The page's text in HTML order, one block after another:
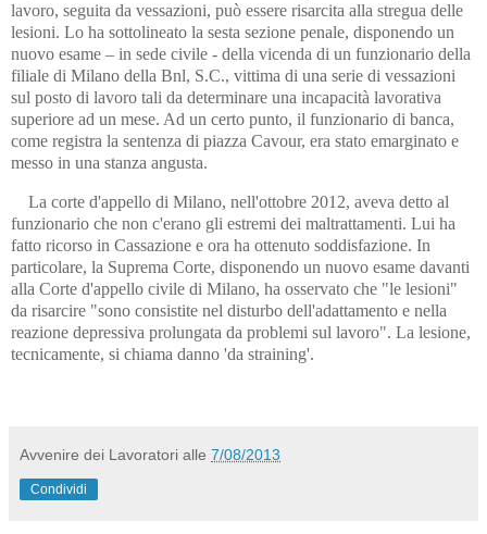
lavoro, seguita da vessazioni, può essere risarcita alla stregua delle
lesioni. Lo ha sottolineato la sesta sezione penale, disponendo un
nuovo esame – in sede civile - della vicenda di un funzionario della
filiale di Milano della Bnl, S.C., vittima di una serie di vessazioni
sul posto di lavoro tali da determinare una incapacità lavorativa
superiore ad un mese. Ad un certo punto, il funzionario di banca,
come registra la sentenza di piazza Cavour, era stato emarginato e
messo in una stanza angusta.
La corte d'appello di Milano, nell'ottobre 2012, aveva detto al
funzionario che non c'erano gli estremi dei maltrattamenti. Lui ha
fatto ricorso in Cassazione e ora ha ottenuto soddisfazione. In
particolare, la Suprema Corte, disponendo un nuovo esame davanti
alla Corte d'appello civile di Milano, ha osservato che "le lesioni"
da risarcire "sono consistite nel disturbo dell'adattamento e nella
reazione depressiva prolungata da problemi sul lavoro". La lesione,
tecnicamente, si chiama danno 'da straining'.
Avvenire dei Lavoratori alle 7/08/2013
Condividi